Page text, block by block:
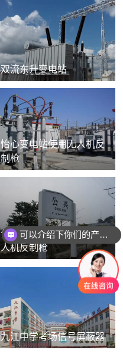
双流东升变电站
怡心变电站使用无人机反
制枪
公兴铁路站使用六频道无
人机反制枪
九江中学考场信号屏蔽器
可以介绍下你们的产品么